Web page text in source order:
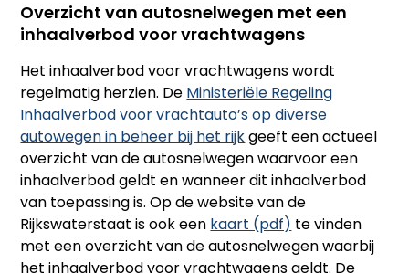
Overzicht van autosnelwegen met een
inhaalverbod voor vrachtwagens
Het inhaalverbod voor vrachtwagens wordt
regelmatig herzien. De Ministeriële Regeling
Inhaalverbod voor vrachtauto’s op diverse
autowegen in beheer bij het rijkgeeft een actueel
overzicht van de autosnelwegen waarvoor een
inhaalverbod geldt en wanneer dit inhaalverbod
van toepassing is. Op de website van de
Rijkswaterstaat is ook een kaart (pdf) te vinden
met een overzicht van de autosnelwegen waarbij
het inhaalverbod voor vrachtwagens geldt. De